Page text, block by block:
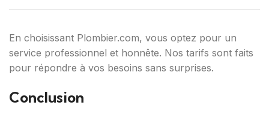
En choisissant Plombier.com, vous optez pour un
service professionnel et honnête. Nos tarifs sont faits
pour répondre à vos besoins sans surprises.
Conclusion